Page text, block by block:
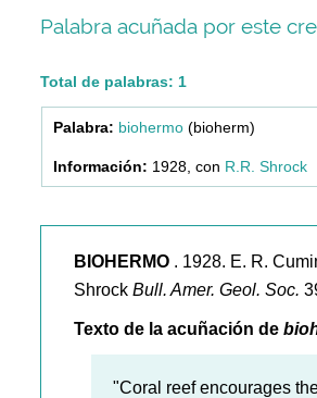
Palabra acuñada por este
Total de palabras: 1
biohermo(bioherm)
1928, con R.R. Shrock
BIOHERMO . 1928. E. R.
ShrockBull. Amer. Geol. Soc.
Texto de la acuñación de
"Coral reef encourages